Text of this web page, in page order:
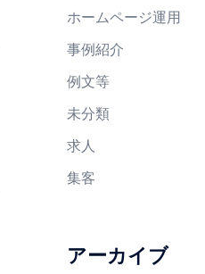
ホームページ運用
事例紹介
例文等
未分類
求人
集客
アーカイブ